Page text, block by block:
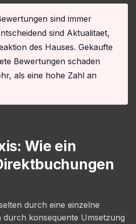
sind immer
sind Aktualitaet,
des Hauses. Gekaufte
Bewertungen schaden
als eine hohe Zahl an
Wie ein
durch eine einzelne
durch konsequente Umsetzung